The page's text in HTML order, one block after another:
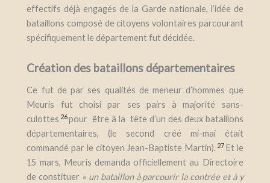
effectifs déjà engagés de la Garde nationale, l’idée de
bataillons composé de citoyens volontaires parcourant
spécifiquement le département fut décidée.
Création des bataillons départementaires
Ce fut de par ses qualités de meneur d’hommes que
Meuris fut choisi par ses pairs à majorité sans-
culottes 26pour être à la tête d’un des deux bataillons
départementaires, (le second créé mi-mai était
commandé par le citoyen Jean-Baptiste Martin). 27 Et le
15 mars, Meuris demanda officiellement au Directoire
de constituer « un bataillon à parcourir la contrée et à y